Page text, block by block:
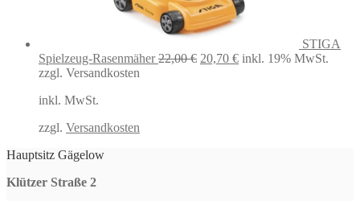
STIGA
Spielzeug-Rasenmäher 22,00€ Ursprünglicher
20,70 €Aktueller
inkl. 19% MwSt.
zzgl. Versandkosten
inkl. MwSt.
zzgl. Versandkosten
Hauptsitz Gägelow
Klützer Straße 2